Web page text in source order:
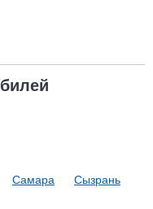
Самара Сызрань